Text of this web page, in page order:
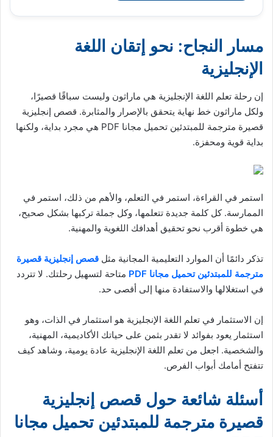
مسار النجاح: نحو إتقان اللغة
الإنجليزية
إن رحلة تعلم اللغة الإنجليزية هي ماراثون وليست سباقًا قصيرًا،
ولكل ماراثون خط نهاية يتحقق بالإصرار والمثابرة. قصص إنجليزية
قصيرة مترجمة للمبتدئين تحميل مجانا PDF هي مجرد بداية، ولكنها
بداية قوية ومحفزة.
استمر في القراءة، استمر في التعلم، والأهم من ذلك، استمر في
الممارسة. كل كلمة جديدة تتعلمها، وكل جملة تركبها بشكل صحيح،
هي خطوة أقرب نحو تحقيق أهدافك اللغوية والمهنية.
تذكر دائمًا أن الموارد التعليمية المجانية مثل قصص إنجليزية قصيرة
مترجمة للمبتدئين تحميل مجانا PDF
متاحة لتسهيل رحلتك. لا تتردد
في استغلالها والاستفادة منها إلى أقصى حد.
إن الاستثمار في تعلم اللغة الإنجليزية هو استثمار في الذات، وهو
استثمار يعود بفوائد لا تقدر بثمن على حياتك الأكاديمية، المهنية،
والشخصية. اجعل من تعلم اللغة الإنجليزية عادة يومية، وشاهد كيف
تتفتح أمامك أبواب الفرص.
أسئلة شائعة حول قصص إنجليزية
قصيرة مترجمة للمبتدئين تحميل مجانا